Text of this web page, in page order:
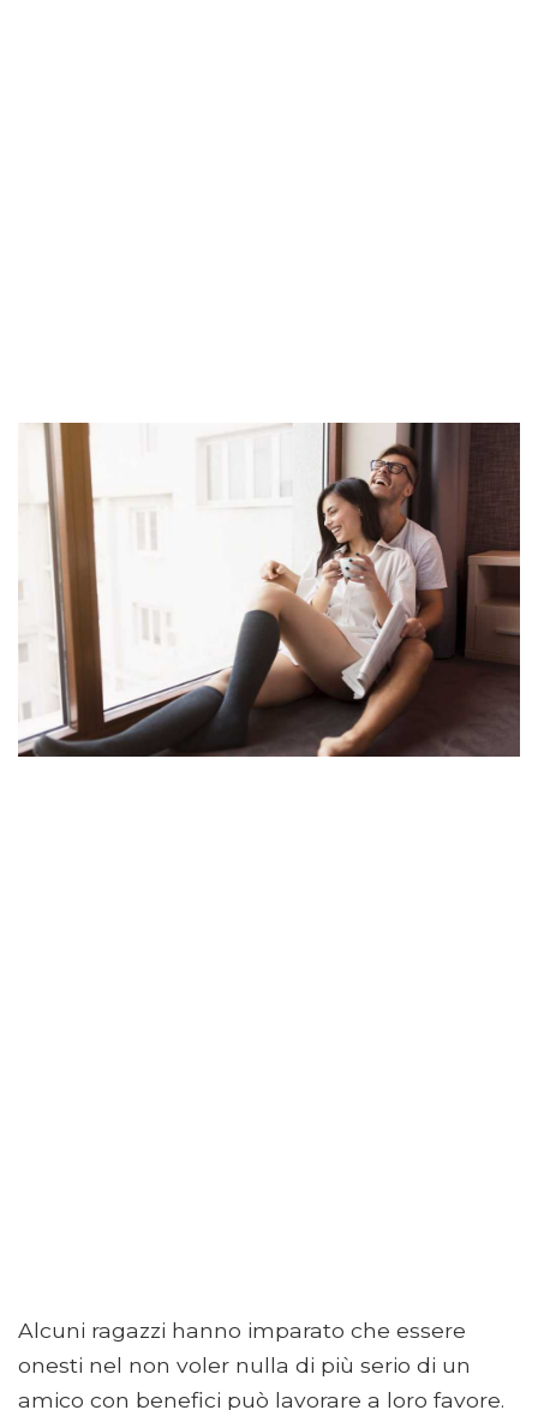
Alcuni ragazzi hanno imparato che essere
onesti nel non voler nulla di più serio di un
amico con benefici può lavorare a loro favore.